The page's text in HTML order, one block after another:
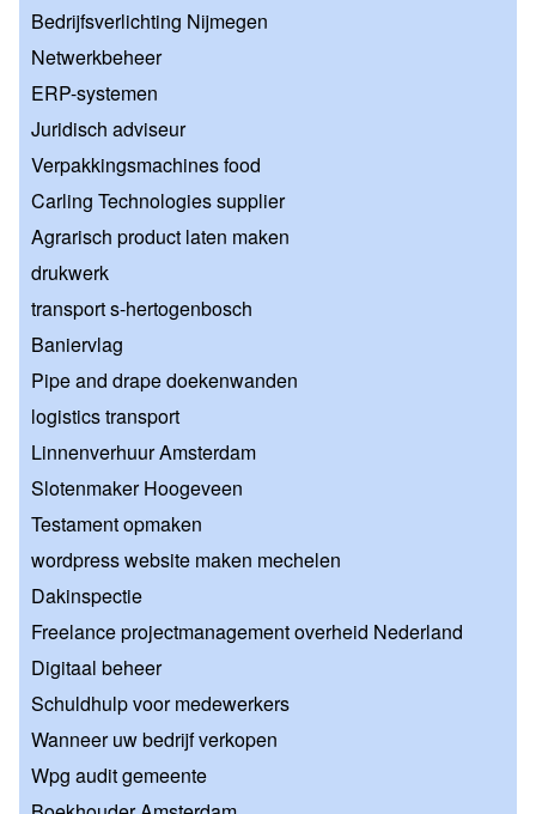
Bedrijfsverlichting Nijmegen
Netwerkbeheer
ERP-systemen
Juridisch adviseur
Verpakkingsmachines food
Carling Technologies supplier
Agrarisch product laten maken
drukwerk
transport s-hertogenbosch
Baniervlag
Pipe and drape doekenwanden
logistics transport
Linnenverhuur Amsterdam
Slotenmaker Hoogeveen
Testament opmaken
wordpress website maken mechelen
Dakinspectie
Freelance projectmanagement overheid Nederland
Digitaal beheer
Schuldhulp voor medewerkers
Wanneer uw bedrijf verkopen
Wpg audit gemeente